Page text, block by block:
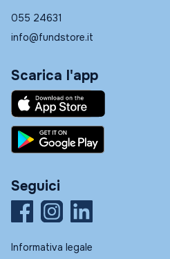
055 24631
info@fundstore.it
Scarica l'app
Seguici
Informativa legale